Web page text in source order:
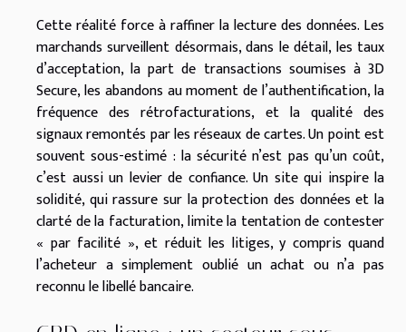
Cette réalité force à raffiner la lecture des données. Les
marchands surveillent désormais, dans le détail, les taux
d’acceptation, la part de transactions soumises à 3D
Secure, les abandons au moment de l’authentification, la
fréquence des rétrofacturations, et la qualité des
signaux remontés par les réseaux de cartes. Un point est
souvent sous-estimé : la sécurité n’est pas qu’un coût,
c’est aussi un levier de confiance. Un site qui inspire la
solidité, qui rassure sur la protection des données et la
clarté de la facturation, limite la tentation de contester
« par facilité », et réduit les litiges, y compris quand
l’acheteur a simplement oublié un achat ou n’a pas
reconnu le libellé bancaire.